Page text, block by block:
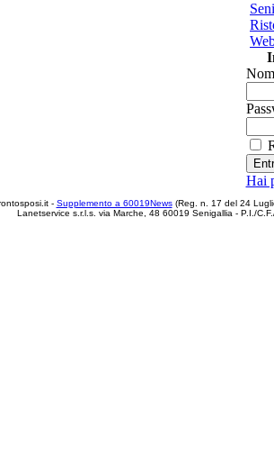
Hai
- Supplemento a 60019News(Reg. n. 17 del 24
Lanetservice s.r.l.s. via Marche, 48 60019 Senigallia - P.I./